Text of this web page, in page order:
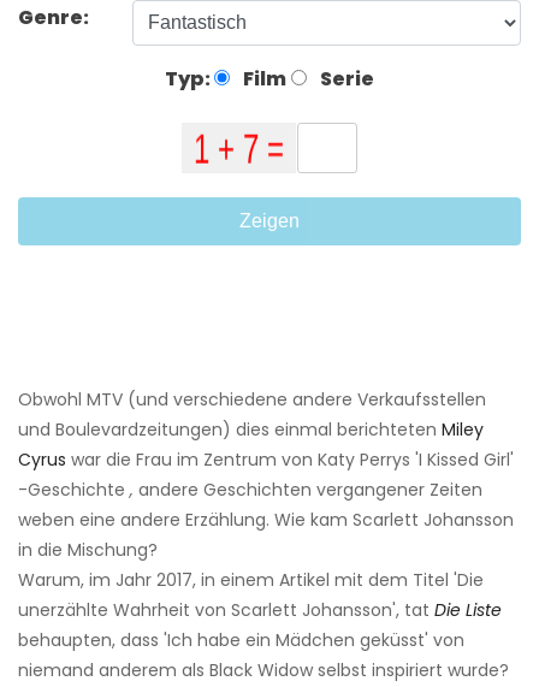
Genre:
Typ: Film Serie
Zeigen
Obwohl MTV (und verschiedene andere Verkaufsstellen
und Boulevardzeitungen) dies einmal berichteten Miley
Cyrus war die Frau im Zentrum von Katy Perrys 'I Kissed Girl'
-Geschichte, andere Geschichten vergangener Zeiten
weben eine andere Erzählung. Wie kam Scarlett Johansson
in die Mischung?
Warum, im Jahr 2017, in einem Artikel mit dem Titel 'Die
unerzählte Wahrheit von Scarlett Johansson', tat Die Liste
behaupten, dass 'Ich habe ein Mädchen geküsst' von
niemand anderem als Black Widow selbst inspiriert wurde?